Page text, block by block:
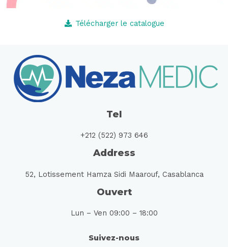
Télécharger le catalogue
Tel
+212 (522) 973 646
Address
52, Lotissement Hamza Sidi Maarouf, Casablanca
Ouvert
Lun – Ven 09:00 – 18:00
Suivez-nous